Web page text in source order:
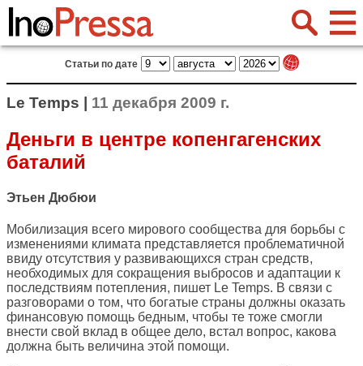
Статьи по дате
Le Temps | 11 декабря 2009 г.
Деньги в центре копенгагенских
баталий
Этьен Дюбюи
Мобилизация всего мирового сообщества для борьбы с
изменениями климата представляется проблематичной
ввиду отсутствия у развивающихся стран средств,
необходимых для сокращения выбросов и адаптации к
последствиям потепления, пишет Le Temps. В связи с
разговорами о том, что богатые страны должны оказать
финансовую помощь бедным, чтобы те тоже смогли
внести свой вклад в общее дело, встал вопрос, какова
должна быть величина этой помощи.